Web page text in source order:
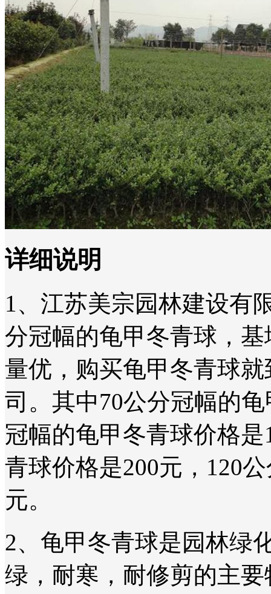
详细说明
1、江苏美宗园林建设有
分冠幅的龟甲冬青球，
量优，购买龟甲冬青球就
司。其中70公分冠幅的龟
冠幅的龟甲冬青球价格是
青球价格是200元，120
元。
2、 龟甲冬青球是园林绿
绿，耐寒，耐修剪的主